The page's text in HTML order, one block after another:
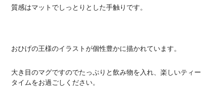
質感はマットでしっとりとした手触りです。
おひげの王様のイラストが個性豊かに描かれています。
大き目のマグですのでたっぷりと飲み物を入れ、楽しいティー
タイムをお過ごしください。